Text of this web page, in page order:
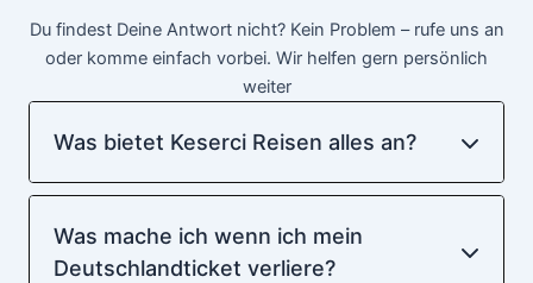
Du findest Deine Antwort nicht? Kein Problem – rufe uns an
oder komme einfach vorbei. Wir helfen gern persönlich
weiter
Was bietet Keserci Reisen alles an?
Was mache ich wenn ich mein
Deutschlandticket verliere?